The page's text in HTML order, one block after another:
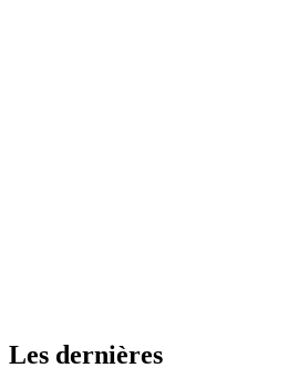
Les dernières